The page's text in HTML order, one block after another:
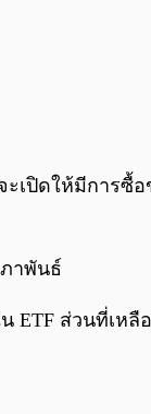
เปิดให้มีการซื้
าพันธ์
ETF ส่วนที่เหลื